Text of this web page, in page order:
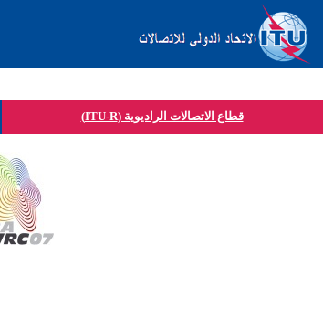
قطاع الاتصالات الراديوية (ITU-R)